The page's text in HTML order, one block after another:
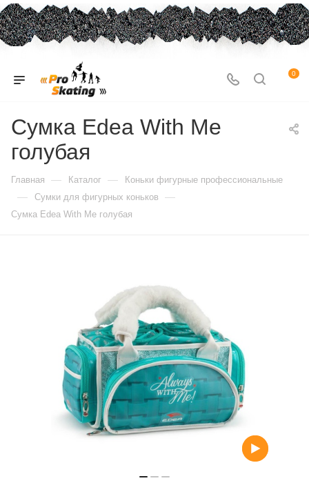
0
Сумка Edea With Me
голубая
Главная — Каталог — Коньки фигурные профессиональные
— Сумки для фигурных коньков —
Сумка Edea With Me голубая